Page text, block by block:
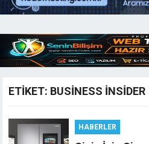
ETIKET: BUSINESS INSIDER
HABERLER